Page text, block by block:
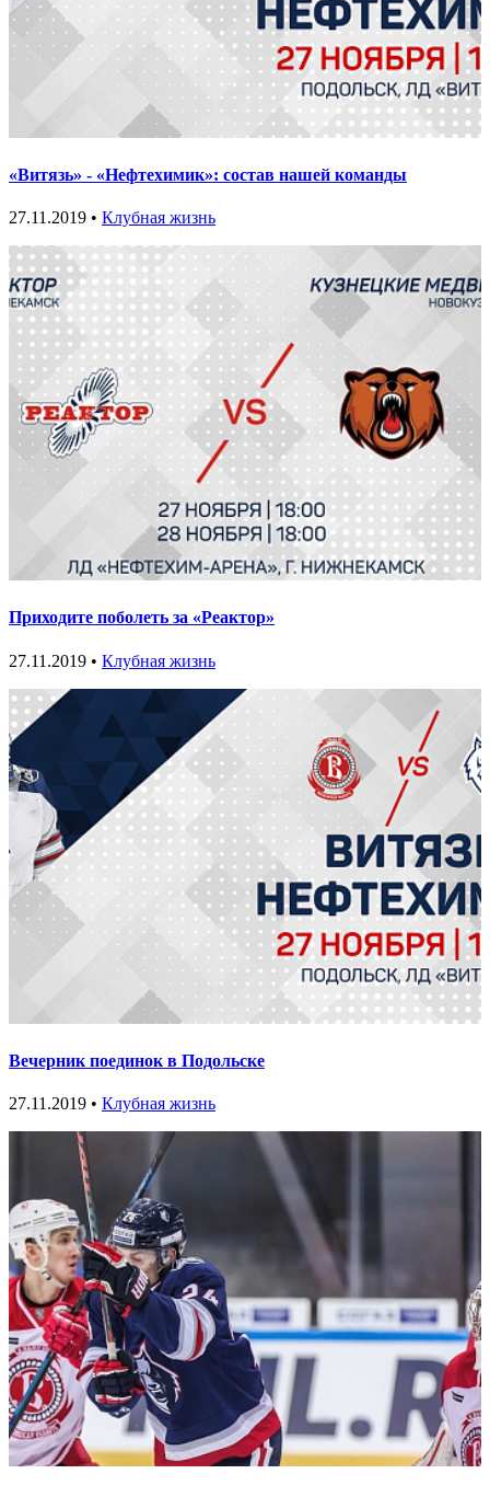
«Витязь» - «Нефтехимик»: состав нашей команды
27.11.2019 • Клубная жизнь
Приходите поболеть за «Реактор»
27.11.2019 • Клубная жизнь
Вечерник поединок в Подольске
27.11.2019 • Клубная жизнь